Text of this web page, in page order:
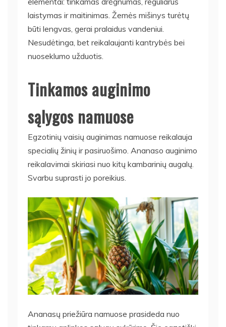
laistymas ir maitinimas. Žemės mišinys turėtų
būti lengvas, gerai pralaidus vandeniui.
Nesudėtinga, bet reikalaujanti kantrybės bei
nuoseklumo užduotis.
Tinkamos auginimo
sąlygos namuose
Egzotinių vaisių auginimas namuose reikalauja
specialių žinių ir pasiruošimo. Ananaso auginimo
reikalavimai skiriasi nuo kitų kambarinių augalų.
Svarbu suprasti jo poreikius.
Ananasų priežiūra namuose prasideda nuo